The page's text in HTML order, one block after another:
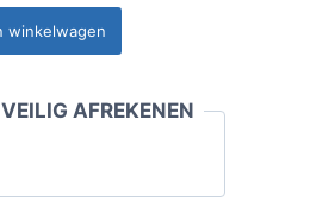
winkelwagen
AFREKENEN